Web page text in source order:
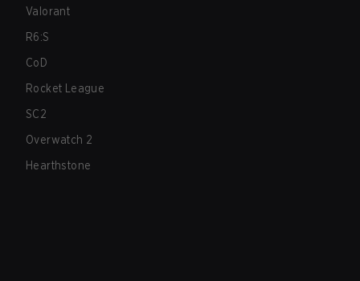
Valorant
R6:S
CoD
Rocket League
SC2
Overwatch 2
Hearthstone